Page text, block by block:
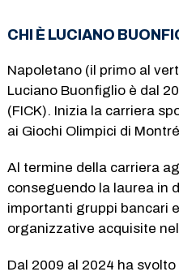
CHI È LUCIANO
Napoletano (il primo al
Luciano Buonfiglio è dal
(FICK). Inizia la carriera
ai Giochi Olimpici di
Al termine della carriera
conseguendo la laurea in
importanti gruppi bancari
organizzative acquisite
Dal 2009 al 2024 ha